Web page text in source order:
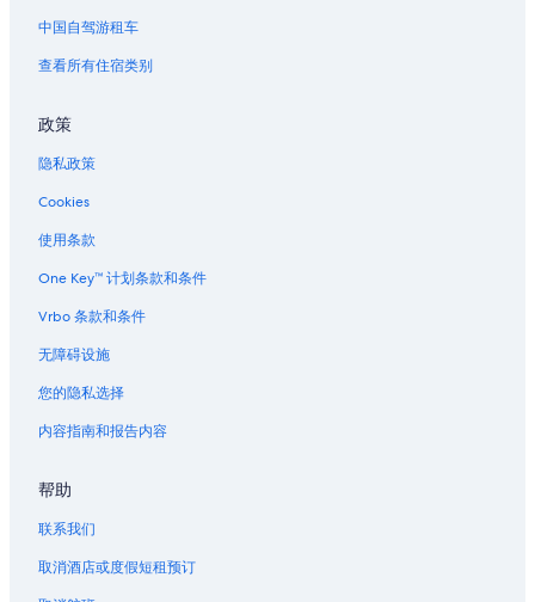
中国自驾游租车
查看所有住宿类别
政策
隐私政策
Cookies
使用条款
One Key™ 计划条款和条件
Vrbo 条款和条件
无障碍设施
您的隐私选择
内容指南和报告内容
帮助
联系我们
取消酒店或度假短租预订